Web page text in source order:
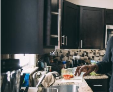
Explore Allstate
Ashburn, VA 20146
English